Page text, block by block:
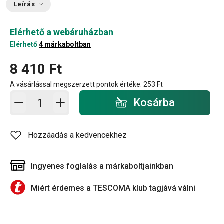
Leírás
Elérhető a webáruházban
Elérhető4 márkaboltban
8 410 Ft
A vásárlással megszerzett pontok értéke: 253 Ft
Kosárba - mennyiség Kosárba
Hozzáadás a kedvencekhez
Ingyenes foglalás a márkaboltjainkban
Miért érdemes a TESCOMA klub tagjává válni